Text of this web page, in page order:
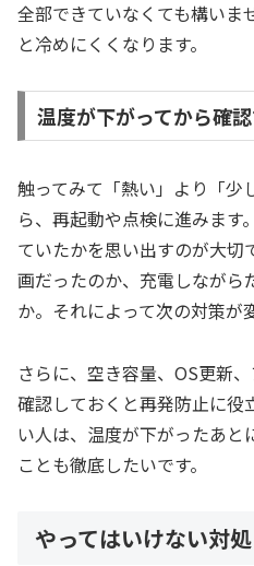
全部できていなくても構いま
と冷めにくくなります。
温度が下がってから確
触ってみて「熱い」より「少
ら、再起動や点検に進みます
ていたかを思い出すのが大切
画だったのか、充電しながら
か。それによって次の対策が
さらに、空き容量、OS更新
確認しておくと再発防止に役
い人は、温度が下がったあ
ことも徹底したいです。
やってはいけない対